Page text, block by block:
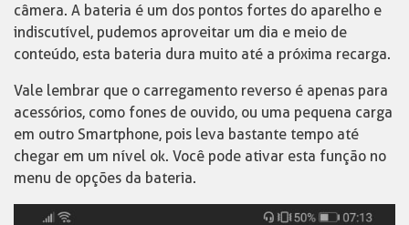
câmera. A bateria é um dos pontos fortes do aparelho e
indiscutível, pudemos aproveitar um dia e meio de
conteúdo, esta bateria dura muito até a próxima recarga.
Vale lembrar que o carregamento reverso é apenas para
acessórios, como fones de ouvido, ou uma pequena carga
em outro Smartphone, pois leva bastante tempo até
chegar em um nível ok. Você pode ativar esta função no
menu de opções da bateria.